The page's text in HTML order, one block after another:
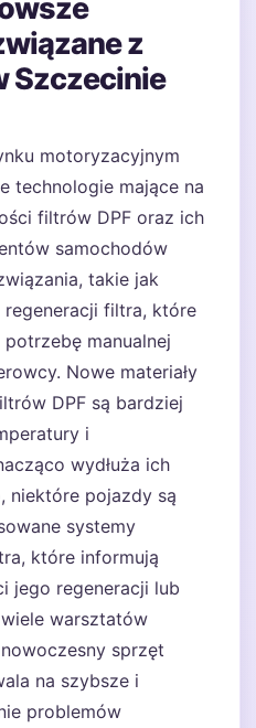
z
Szczecinie
motoryzacyjnym
technologie mające na
filtrów DPF oraz ich
samochodów
takie jak
filtra, które
manualnej
Nowe materiały
DPF są bardziej
i
wydłuża ich
niektóre pojazdy są
systemy
które informują
jego regeneracji lub
warsztatów
sprzęt
na szybsze i
problemów